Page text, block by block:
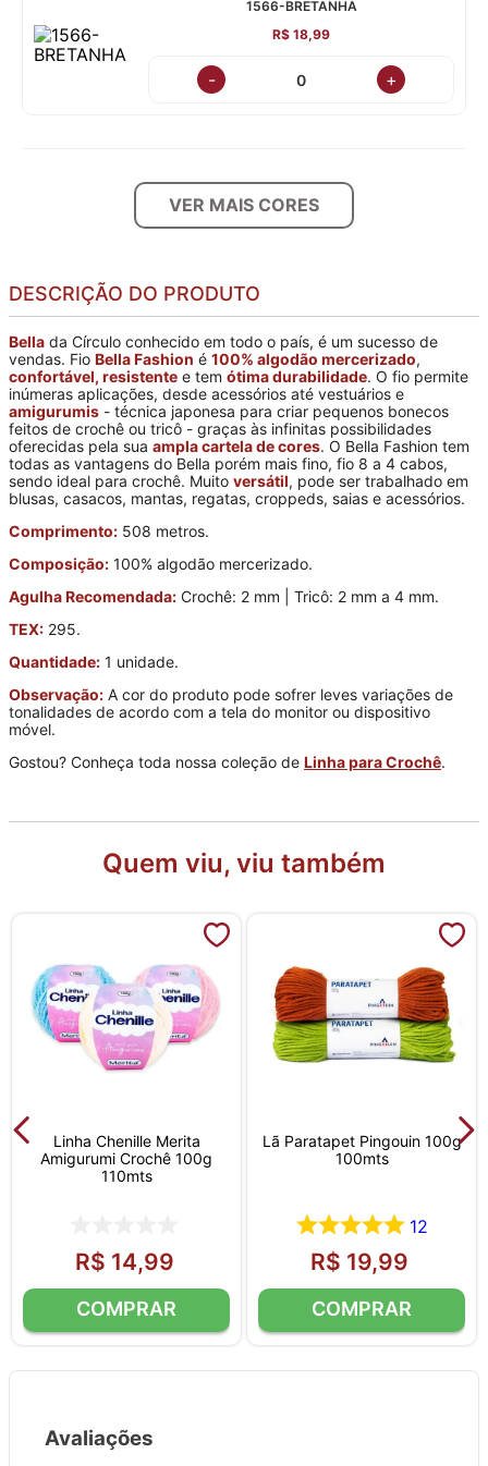
1566-BRETANHA
R$ 18,99
- +
VER MAIS CORES
DESCRIÇÃO DO PRODUTO
Bella da Círculo conhecido em todo o país, é um sucesso de
vendas. Fio Bella Fashion é 100% algodão mercerizado,
confortável, resistente e tem ótima durabilidade. O fio permite
inúmeras aplicações, desde acessórios até vestuários e
amigurumis - técnica japonesa para criar pequenos bonecos
feitos de crochê ou tricô - graças às infinitas possibilidades
oferecidas pela sua ampla cartela de cores. O Bella Fashion tem
todas as vantagens do Bella porém mais fino, fio 8 a 4 cabos,
sendo ideal para crochê. Muito versátil, pode ser trabalhado em
blusas, casacos, mantas, regatas, croppeds, saias e acessórios.
Comprimento: 508 metros.
Composição: 100% algodão mercerizado.
Agulha Recomendada: Crochê: 2 mm | Tricô: 2 mm a 4 mm.
TEX: 295.
Quantidade: 1 unidade.
Observação: A cor do produto pode sofrer leves variações de
tonalidades de acordo com a tela do monitor ou dispositivo
móvel.
Gostou? Conheça toda nossa coleção de Linha para Crochê.
Quem viu, viu também
Linha Chenille Merita
Amigurumi Crochê 100g
110mts
R$ 14,99
Lã Paratapet Pingouin 100g
100mts
12
R$ 19,99
Avaliações